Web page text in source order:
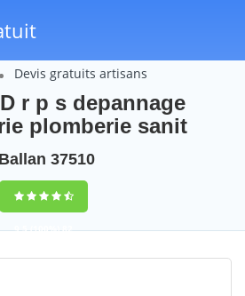
Devis gratuits artisans
r p s depannage
plomberie sanit
Ballan 37510
9,5(100%)82
votes